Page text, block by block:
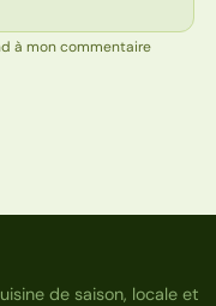
à mon commentaire
de saison, locale et